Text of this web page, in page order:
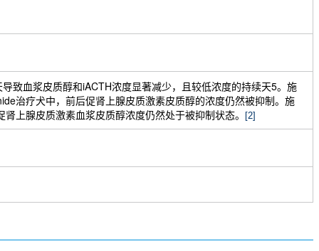
致血浆皮质醇和iACTH浓度显著减少，且较低浓度的持续天5。施
治疗犬中，前后促肾上腺皮质激素皮质醇的浓度仍然被抑制。施
上腺皮质激素血浆皮质醇浓度仍然处于被抑制状态。
[2]